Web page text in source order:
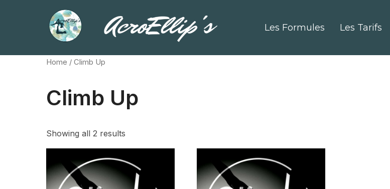
Les Formules Les Tarifs
Home / Climb Up
Climb Up
Showing all 2 results